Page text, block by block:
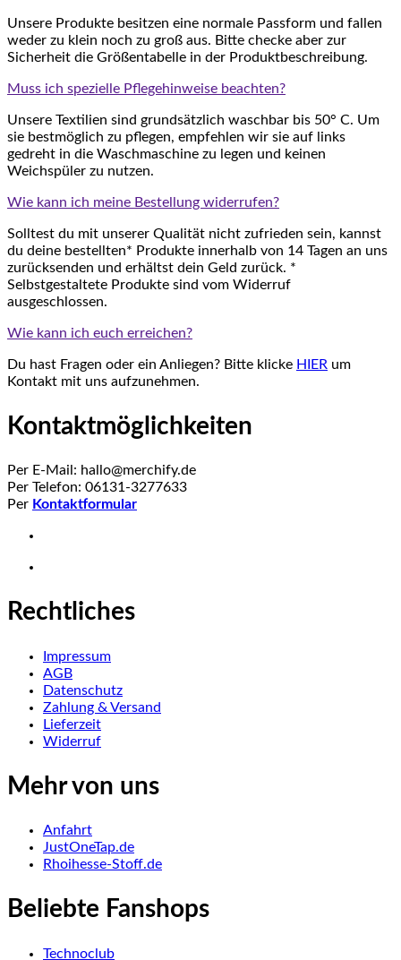
Unsere Produkte besitzen eine normale Passform und fallen
weder zu klein noch zu groß aus. Bitte checke aber zur
Sicherheit die Größentabelle in der Produktbeschreibung.
Muss ich spezielle Pflegehinweise beachten?
Unsere Textilien sind grundsätzlich waschbar bis 50° C. Um
sie bestmöglich zu pflegen, empfehlen wir sie auf links
gedreht in die Waschmaschine zu legen und keinen
Weichspüler zu nutzen.
Wie kann ich meine Bestellung widerrufen?
Solltest du mit unserer Qualität nicht zufrieden sein, kannst
du deine bestellten* Produkte innerhalb von 14 Tagen an uns
zurücksenden und erhältst dein Geld zurück. *
Selbstgestaltete Produkte sind vom Widerruf
ausgeschlossen.
Wie kann ich euch erreichen?
Du hast Fragen oder ein Anliegen? Bitte klicke HIER um
Kontakt mit uns aufzunehmen.
Kontaktmöglichkeiten
Per E-Mail: hallo@merchify.de
Per Telefon: 06131-3277633
Per Kontaktformular
Rechtliches
Impressum
AGB
Datenschutz
Zahlung & Versand
Lieferzeit
Widerruf
Mehr von uns
Anfahrt
JustOneTap.de
Rhoihesse-Stoff.de
Beliebte Fanshops
Technoclub